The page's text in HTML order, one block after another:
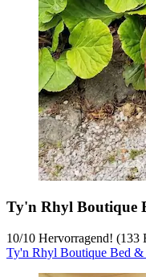
Ty'n Rhyl Boutique
10/10 Hervorragend! (133
Ty'n Rhyl Boutique Bed &